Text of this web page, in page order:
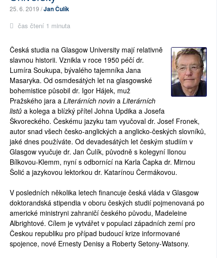
25. 6. 2019 /Jan Čulík
čas čtení 1 minuta
Česká studia na Glasgow University mají relativně
slavnou historii. Vznikla v roce 1950 péčí dr.
Lumíra Soukupa, bývalého tajemníka Jana
Masaryka. Od osmdesátých let na glasgowské
bohemistice působil dr. Igor Hájek, muž
Pražského jara a Literárních novin a Literárních
listů a kolega a blízký přítel Johna Updika a Josefa
Škvoreckého. Českému jazyku tam vyučoval dr. Josef Fronek,
autor snad všech česko-anglických a anglicko-českých slovníků,
jaké dnes používáte. Od devadesátých let českým studiím v
Glasgow vyučuje dr. Jan Čulík, původně s kolegyní Ilonou
Bílkovou-Klemm, nyní s odbornící na Karla Čapka dr. Mirnou
Šolić a jazykovou lektorkou dr. Katarínou Čermákovou.
V posledních několika letech financuje česká vláda v Glasgow
doktorandská stipendia v oboru českých studií pojmenovaná po
americké ministryni zahraničí českého původu, Madeleine
Albrightové. Cílem je vytvářet v populaci západních zemí pro
Českou republiku pro případ budoucí krize informované
spojence, nové Ernesty Denisy a Roberty Setony-Watsony.